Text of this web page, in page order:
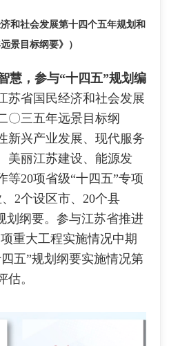
和社会发展第十四个五年规划和
景目标纲要》）
慧，参与“十四五”规划编
苏省国民经济和社会发展
〇三五年远景目标纲
新兴产业发展、现代服务
美丽江苏建设、能源发
等20项省级“十四五”专项
2个设区市、20个县
划纲要。参与江苏省推进
重大工程实施情况中期
五”规划纲要实施情况第
。